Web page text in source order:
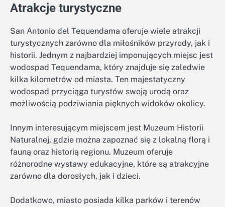
Atrakcje turystyczne
San Antonio del Tequendama oferuje wiele atrakcji
turystycznych zarówno dla miłośników przyrody, jak i
historii. Jednym z najbardziej imponujących miejsc jest
wodospad Tequendama, który znajduje się zaledwie
kilka kilometrów od miasta. Ten majestatyczny
wodospad przyciąga turystów swoją urodą oraz
możliwością podziwiania pięknych widoków okolicy.
Innym interesującym miejscem jest Muzeum Historii
Naturalnej, gdzie można zapoznać się z lokalną florą i
fauną oraz historią regionu. Muzeum oferuje
różnorodne wystawy edukacyjne, które są atrakcyjne
zarówno dla dorosłych, jak i dzieci.
Dodatkowo, miasto posiada kilka parków i terenów